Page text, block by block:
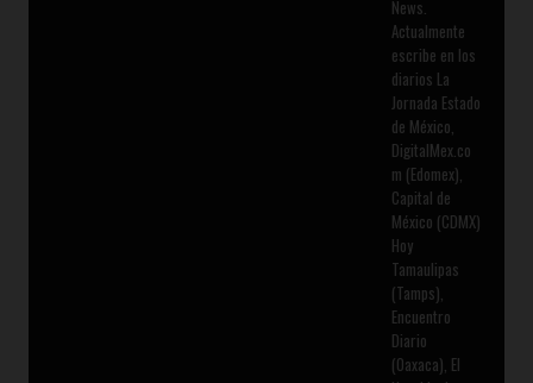
News.
Actualmente
escribe en los
diarios La
Jornada Estado
de México,
DigitalMex.co
m (Edomex),
Capital de
México (CDMX)
Hoy
Tamaulipas
(Tamps),
Encuentro
Diario
(Oaxaca), El